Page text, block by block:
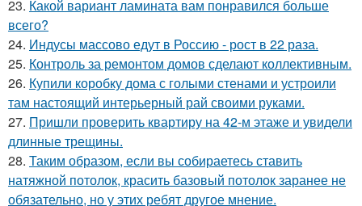
23. Какой вариант ламината вам понравился больше
всего?
24. Индусы массово едут в Россию - рост в 22 раза.
25. Контроль за ремонтом домов сделают коллективным.
26. Купили коробку дома с голыми стенами и устроили
там настоящий интерьерный рай своими руками.
27. Пришли проверить квартиру на 42-м этаже и увидели
длинные трещины.
28. Таким образом, если вы собираетесь ставить
натяжной потолок, красить базовый потолок заранее не
обязательно, но у этих ребят другое мнение.